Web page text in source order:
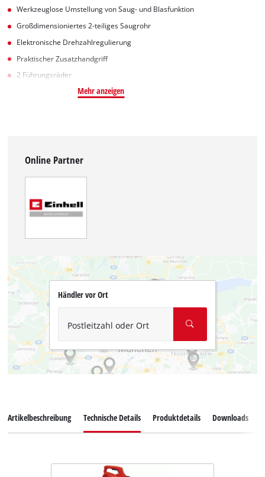
Werkzeuglose Umstellung von Saug- und Blasfunktion
Großdimensioniertes 2-teiliges Saugrohr
Elektronische Drehzahlregulierung
Praktischer Zusatzhandgriff
2 Führungsräder
Mehr anzeigen
Online Partner
Händler vor Ort
Postleitzahl oder Ort
Artikelbeschreibung Technische Details Produktdetails Downloads